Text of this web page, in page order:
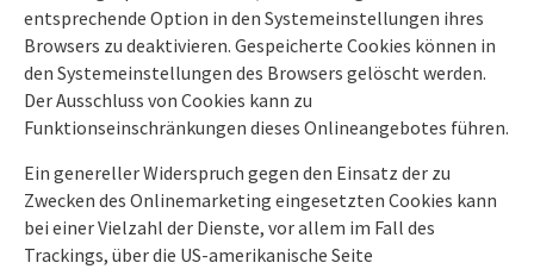
entsprechende Option in den Systemeinstellungen ihres
Browsers zu deaktivieren. Gespeicherte Cookies können in
den Systemeinstellungen des Browsers gelöscht werden.
Der Ausschluss von Cookies kann zu
Funktionseinschränkungen dieses Onlineangebotes führen.
Ein genereller Widerspruch gegen den Einsatz der zu
Zwecken des Onlinemarketing eingesetzten Cookies kann
bei einer Vielzahl der Dienste, vor allem im Fall des
Trackings, über die US-amerikanische Seite